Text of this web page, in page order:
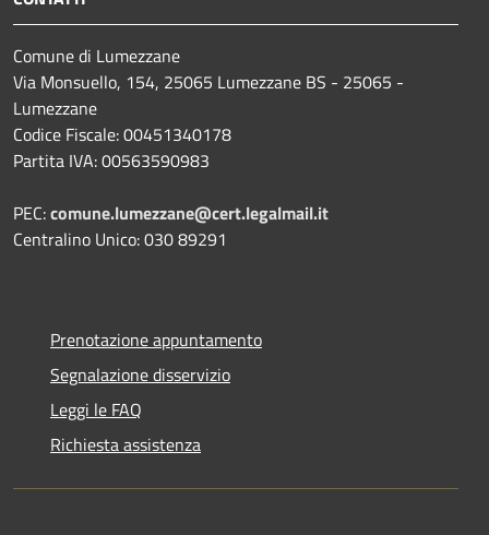
Comune di Lumezzane
Via Monsuello, 154, 25065 Lumezzane BS - 25065 -
Lumezzane
Codice Fiscale: 00451340178
Partita IVA: 00563590983
PEC:comune.lumezzane@cert.legalmail.it
Centralino Unico: 030 89291
Prenotazione appuntamento
Segnalazione disservizio
Leggi le FAQ
Richiesta assistenza